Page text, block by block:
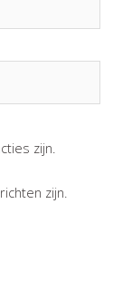
zijn.
zijn.